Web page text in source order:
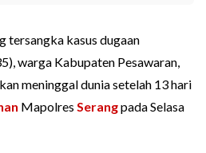
tersangka kasus dugaan
warga Kabupaten Pesawaran,
meninggal dunia setelah 13 hari
Mapolres Serangpada Selasa